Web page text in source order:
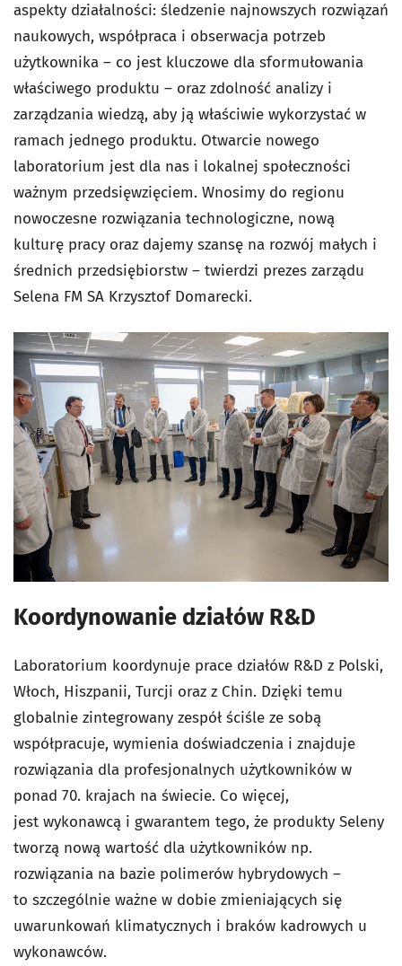
aspekty działalności: śledzenie najnowszych rozwiązań
naukowych, współpraca i obserwacja potrzeb
użytkownika – co jest kluczowe dla sformułowania
właściwego produktu – oraz zdolność analizy i
zarządzania wiedzą, aby ją właściwie wykorzystać w
ramach jednego produktu. Otwarcie nowego
laboratorium jest dla nas i lokalnej społeczności
ważnym przedsięwzięciem. Wnosimy do regionu
nowoczesne rozwiązania technologiczne, nową
kulturę pracy oraz dajemy szansę na rozwój małych i
średnich przedsiębiorstw – twierdzi prezes zarządu
Selena FM SA Krzysztof Domarecki.
Koordynowanie działów R&D
Laboratorium koordynuje prace działów R&D z Polski,
Włoch, Hiszpanii, Turcji oraz z Chin. Dzięki temu
globalnie zintegrowany zespół ściśle ze sobą
współpracuje, wymienia doświadczenia i znajduje
rozwiązania dla profesjonalnych użytkowników w
ponad 70. krajach na świecie. Co więcej,
jest wykonawcą i gwarantem tego, że produkty Seleny
tworzą nową wartość dla użytkowników np.
rozwiązania na bazie polimerów hybrydowych –
to szczególnie ważne w dobie zmieniających się
uwarunkowań klimatycznych i braków kadrowych u
wykonawców.